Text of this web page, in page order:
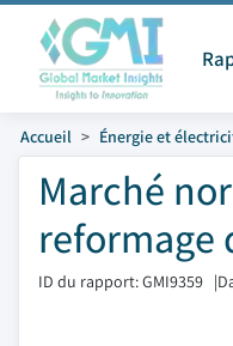
Accueil Énergie et
Marché
reformage
ID du rapport: GMI9359 |